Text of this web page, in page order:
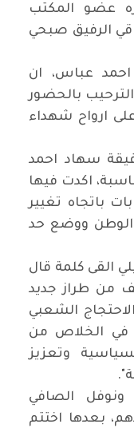
عضو المكتب
الرفيق صبحي
احمد عباس، ان
بالحضور
ارواح شهداء
سهاد احمد
اكدت فيها
باتجاه تغيير
ووضع حد
القى كلمة قال
من طراز جديد
الشعبي
في الخلاص من
وتعزيز
الصافي
بعدها اختتم